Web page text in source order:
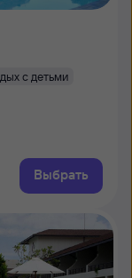
с детьми
Выбрать